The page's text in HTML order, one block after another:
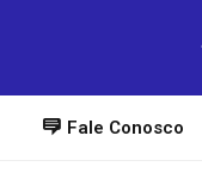
Fale Conosco